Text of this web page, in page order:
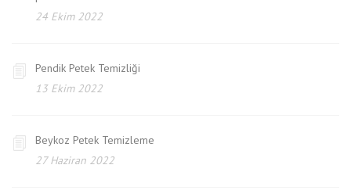
24 Ekim 2022
Pendik Petek Temizliği
13 Ekim 2022
Beykoz Petek Temizleme
27 Haziran 2022